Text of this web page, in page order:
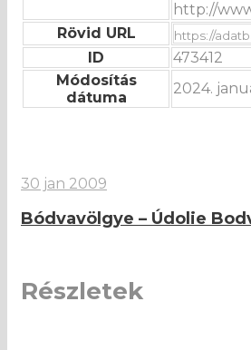
http://
Rövid URL
ID
473412
Módosítás
dátuma
2024.
30 jan 2009
Bódvavölgye – Údolie
Részletek